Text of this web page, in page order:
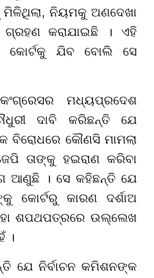
ମିଳିଥିଲା, ନିୟମକୁ ଅଣଦେଖା
ଗ୍ରହଣ କରାଯାଇଛି । ଏହି
କୋର୍ଟକୁ ଯିବ ବୋଲି ସେ
ମଧ୍ୟପ୍ରଦେଶ
ଦାବି କରିଛନ୍ତି ଯେ
ବିରୋଧରେ କୌଣସି ମାମଲା
ତାଙ୍କୁ ହଇରାଣ କରିବା
ଆଣୁଛି । ସେ କହିଛନ୍ତି ଯେ
କୋର୍ଟରୁ କାରଣ ଦର୍ଶାଅ
ଶପଥପତ୍ରରେ ଉଲ୍ଲେଖ
।
ଯେ ନିର୍ବାଚନ କମିଶନଙ୍କ